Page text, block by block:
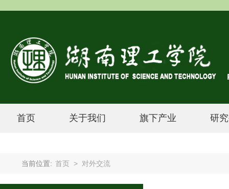
首页 关于我们 旗下产业 研
当前位置: 首页 > 对外交流